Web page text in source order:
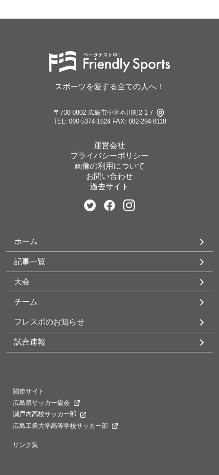
スポーツを愛する全ての人へ！
〒730-0802 広島市中区本川町2-1-7
TEL: 090-5374-1624 FAX: 082-294-8118
運営会社
プライバシーポリシー
画像の利用について
お問い合わせ
過去サイト
ホーム
記事一覧
大会
チーム
フレスポのお知らせ
試合速報
関連サイト
広島県サッカー協会
瀬戸内高校サッカー部
広島工業大学高等学校サッカー部
リンク集